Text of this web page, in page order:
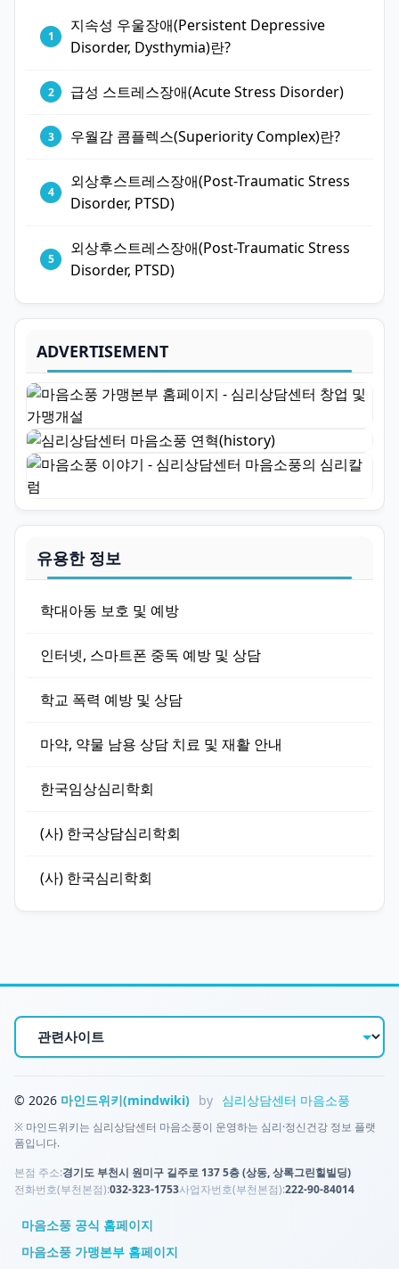
지속성 우울장애(Persistent Depressive
Disorder, Dysthymia)란?
급성 스트레스장애(Acute Stress Disorder)
우월감 콤플렉스(Superiority Complex)란?
외상후스트레스장애(Post-Traumatic Stress
Disorder, PTSD)
외상후스트레스장애(Post-Traumatic Stress
Disorder, PTSD)
ADVERTISEMENT
유용한 정보
학대아동 보호 및 예방
인터넷, 스마트폰 중독 예방 및 상담
학교 폭력 예방 및 상담
마약, 약물 남용 상담 치료 및 재활 안내
한국임상심리학회
(사) 한국상담심리학회
(사) 한국심리학회
© 2026 마인드위키(mindwiki) by 심리상담센터 마음소풍
※ 마인드위키는 심리상담센터 마음소풍이 운영하는 심리·정신건강 정보 플랫
폼입니다.
본점 주소:경기도 부천시 원미구 길주로 137 5층 (상동, 상록그린힐빌딩)
전화번호(부천본점):032-323-1753사업자번호(부천본점):222-90-84014
마음소풍 공식 홈페이지
마음소풍 가맹본부 홈페이지